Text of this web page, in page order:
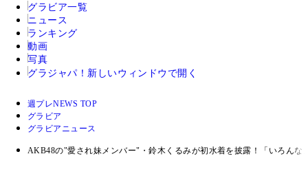
グラビア一覧
ニュース
ランキング
動画
写真
グラジャパ！ 新しいウィンドウで開く
週プレNEWS TOP
グラビア
グラビアニュース
AKB48の"愛され妹メンバー"・鈴木くるみが初水着を披露！「いろん